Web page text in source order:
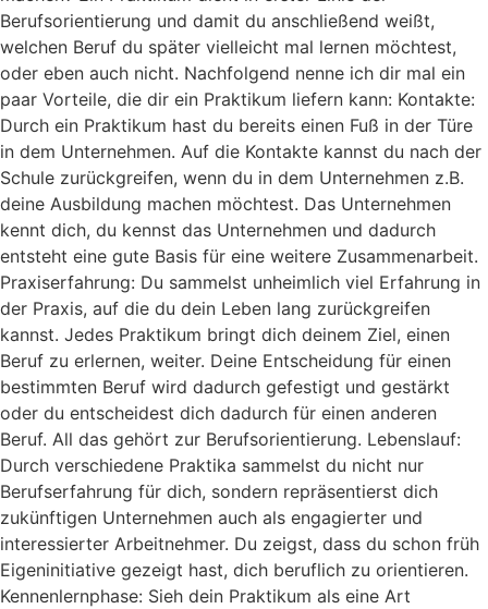
Berufsorientierung und damit du anschließend weißt,
welchen Beruf du später vielleicht mal lernen möchtest,
oder eben auch nicht. Nachfolgend nenne ich dir mal ein
paar Vorteile, die dir ein Praktikum liefern kann: Kontakte:
Durch ein Praktikum hast du bereits einen Fuß in der Türe
in dem Unternehmen. Auf die Kontakte kannst du nach der
Schule zurückgreifen, wenn du in dem Unternehmen z.B.
deine Ausbildung machen möchtest. Das Unternehmen
kennt dich, du kennst das Unternehmen und dadurch
entsteht eine gute Basis für eine weitere Zusammenarbeit.
Praxiserfahrung: Du sammelst unheimlich viel Erfahrung in
der Praxis, auf die du dein Leben lang zurückgreifen
kannst. Jedes Praktikum bringt dich deinem Ziel, einen
Beruf zu erlernen, weiter. Deine Entscheidung für einen
bestimmten Beruf wird dadurch gefestigt und gestärkt
oder du entscheidest dich dadurch für einen anderen
Beruf. All das gehört zur Berufsorientierung. Lebenslauf:
Durch verschiedene Praktika sammelst du nicht nur
Berufserfahrung für dich, sondern repräsentierst dich
zukünftigen Unternehmen auch als engagierter und
interessierter Arbeitnehmer. Du zeigst, dass du schon früh
Eigeninitiative gezeigt hast, dich beruflich zu orientieren.
Kennenlernphase: Sieh dein Praktikum als eine Art